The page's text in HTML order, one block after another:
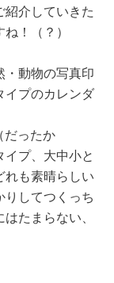
介していきた
！（？）
・動物の写真印
イプのカレンダ
だったか
プ、大中小と
れも素晴らしい
してつくっち
たまらない、